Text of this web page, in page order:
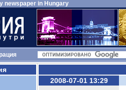
newspaper in Hungary
2008-07-01 13:29